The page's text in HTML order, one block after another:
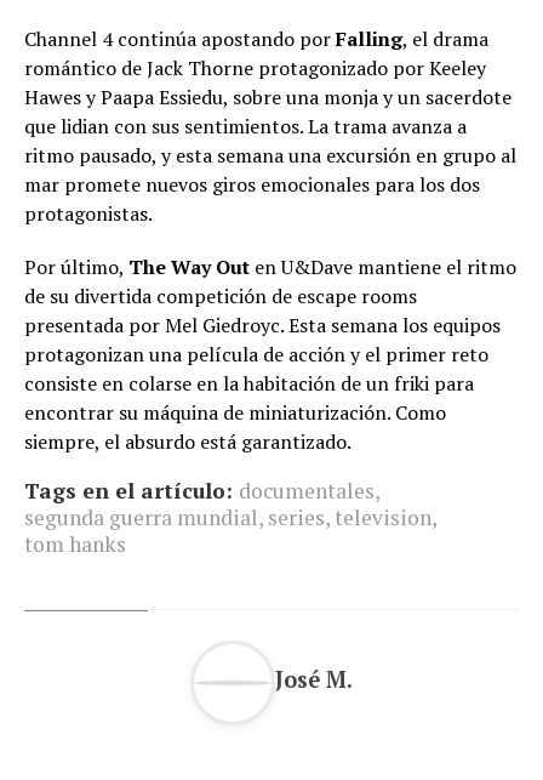
Channel 4 continúa apostando porFalling, el drama
romántico de Jack Thorne protagonizado por Keeley
Hawes y Paapa Essiedu, sobre una monja y un sacerdote
que lidian con sus sentimientos. La trama avanza a
ritmo pausado, y esta semana una excursión en grupo al
mar promete nuevos giros emocionales para los dos
protagonistas.
Por último, The Way Out en U&Dave mantiene el ritmo
de su divertida competición de escape rooms
presentada por Mel Giedroyc. Esta semana los equipos
protagonizan una película de acción y el primer reto
consiste en colarse en la habitación de un friki para
encontrar su máquina de miniaturización. Como
siempre, el absurdo está garantizado.
Tags en el artículo: documentales,
segunda guerra mundial, series, television,
tom hanks
José M.